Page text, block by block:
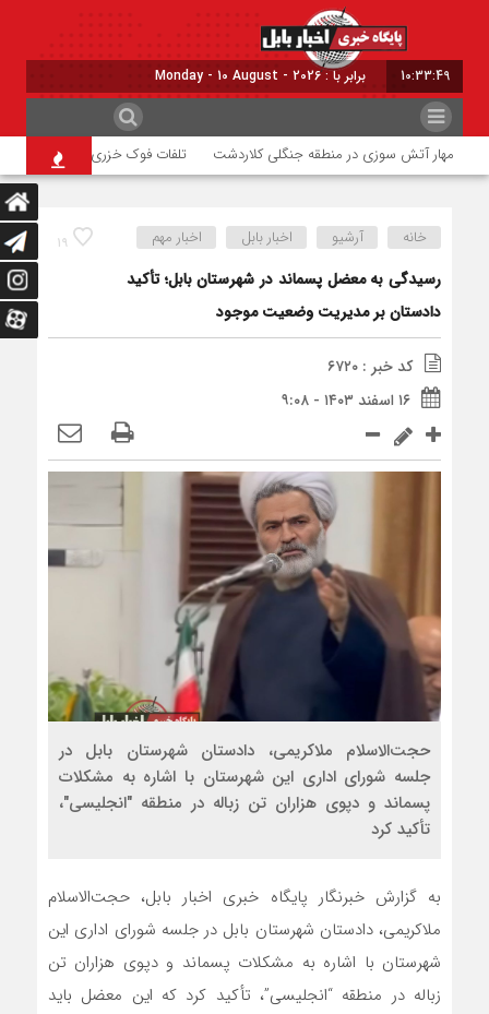
10:33:50 برابر با : Monday - 10 August - 2026
مهار آتش سوزی در منطقه جنگلی کلاردشت تلفات فوک خزری در سواحل
۱۹ خانه آرشیو اخبار بابل اخبار مهم
رسیدگی به معضل پسماند در شهرستان بابل؛ تأکید
دادستان بر مدیریت وضعیت موجود
کد خبر : ۶۷۲۰
۱۶ اسفند ۱۴۰۳ - ۹:۰۸
حجت‌الاسلام ملاکریمی، دادستان شهرستان بابل در
جلسه شورای اداری این شهرستان با اشاره به مشکلات
پسماند و دپوی هزاران تن زباله در منطقه "انجلیسی"،
تأکید کرد
به گزارش خبرنگار پایگاه خبری اخبار بابل، حجت‌الاسلام
ملاکریمی، دادستان شهرستان بابل در جلسه شورای اداری این
شهرستان با اشاره به مشکلات پسماند و دپوی هزاران تن
زباله در منطقه “انجلیسی”، تأکید کرد که این معضل باید